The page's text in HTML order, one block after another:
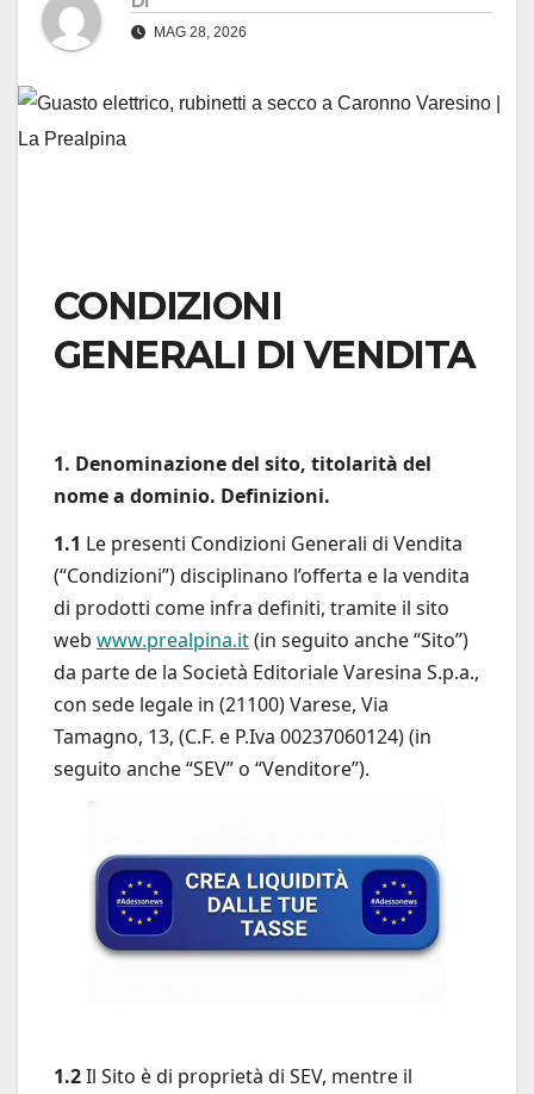
MAG 28, 2026
CONDIZIONI
GENERALI DI VENDITA
1. Denominazione del sito, titolarità del
nome a dominio. Definizioni.
1.1 Le presenti Condizioni Generali di Vendita
(“Condizioni”) disciplinano l’offerta e la vendita
di prodotti come infra definiti, tramite il sito
web www.prealpina.it(in seguito anche “Sito”)
da parte de la Società Editoriale Varesina S.p.a.,
con sede legale in (21100) Varese, Via
Tamagno, 13, (C.F. e P.Iva 00237060124) (in
seguito anche “SEV” o “Venditore”).
1.2Il Sito è di proprietà di SEV, mentre il